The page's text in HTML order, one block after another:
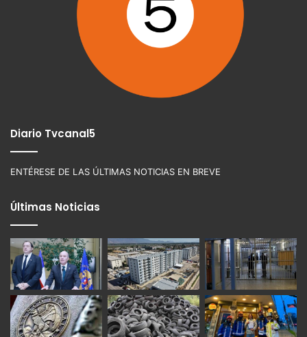
Diario Tvcanal5
ENTÉRESE DE LAS ÚLTIMAS NOTICIAS EN BREVE
Últimas Noticias